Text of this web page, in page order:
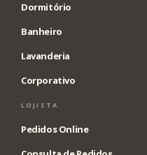
Dormitório
Banheiro
Lavanderia
Corporativo
LOJISTA
Pedidos Online